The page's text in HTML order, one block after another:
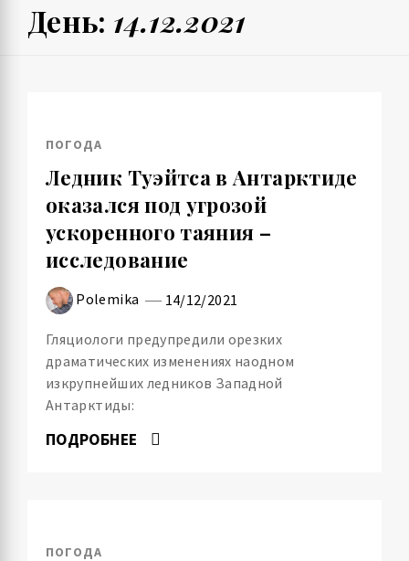
День: 14.12.2021
ПОГОДА
Ледник Туэйтса в Антарктиде
оказался под угрозой
ускоренного таяния –
исследование
Polemika 14/12/2021
Гляциологи предупредили орезких
драматических изменениях наодном
изкрупнейших ледников Западной
Антарктиды:
ПОДРОБНЕЕ
ПОГОДА